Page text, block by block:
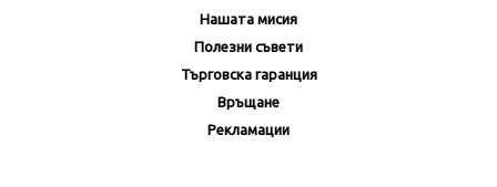
Нашата мисия
Полезни съвети
Търговска гаранция
Връщане
Рекламации